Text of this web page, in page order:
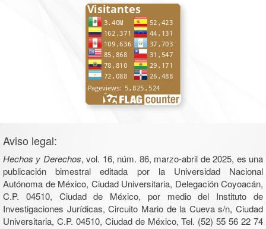
Aviso legal:
Hechos y Derechos, vol. 16, núm. 86, marzo-abril de 2025, es una
publicación bimestral editada por la Universidad Nacional
Autónoma de México, Ciudad Universitaria, Delegación Coyoacán,
C.P. 04510, Ciudad de México, por medio del Instituto de
Investigaciones Jurídicas, Circuito Mario de la Cueva s/n, Ciudad
Universitaria, C.P. 04510, Ciudad de México, Tel. (52) 55 56 22 74